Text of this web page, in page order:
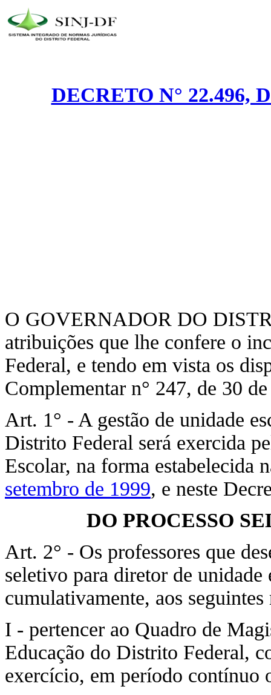
DECRETO N° 22.496,
O GOVERNADOR DO
atribuições que lhe confere o
Federal, e tendo em vista os
Complementar n° 247, de 30
Art. 1° - A gestão de unidade
Distrito Federal será exercida
Escolar, na forma estabelecida
setembro de 1999, e neste
DO PROCESSO
Art. 2° - Os professores que
seletivo para diretor de unidade
cumulativamente, aos
I - pertencer ao Quadro de
Educação do Distrito Federal,
exercício, em período contínuo